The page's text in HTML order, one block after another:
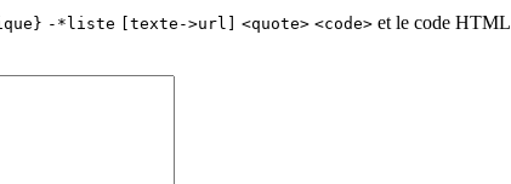
-*liste [texte->url] <quote> <code> et le code HTML